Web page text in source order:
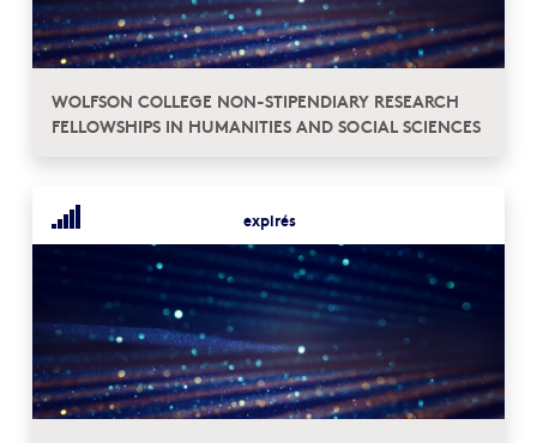
WOLFSON COLLEGE NON-STIPENDIARY RESEARCH
FELLOWSHIPS IN HUMANITIES AND SOCIAL SCIENCES
expirés